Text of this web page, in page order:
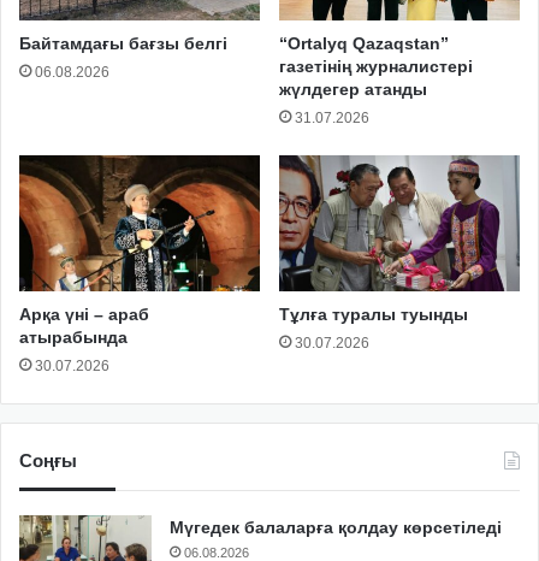
Байтамдағы бағзы белгі
06.08.2026
“Ortalyq Qazaqstan”
газетінің журналистері
жүлдегер атанды
31.07.2026
Арқа үні – араб
атырабында
30.07.2026
Тұлға туралы туынды
30.07.2026
Соңғы
Мүгедек балаларға қолдау көрсетіледі
06.08.2026